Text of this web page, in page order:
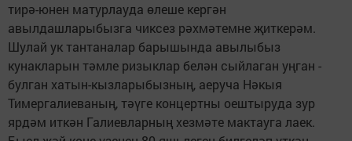
тирә-юнен матурлауда өлеше кергән
авылдашларыбызга чиксез рәхмәтемне җиткерәм.
Шулай ук тантаналар барышында авылыбыз
кунакларын тәмле ризыклар белән сыйлаган уңган -
булган хатын-кызларыбызның, аеруча Нәкыя
Тимергалиеваның, тәүге концертны оештыруда зур
ярдәм иткән Галиевларның хезмәте мактауга лаек.